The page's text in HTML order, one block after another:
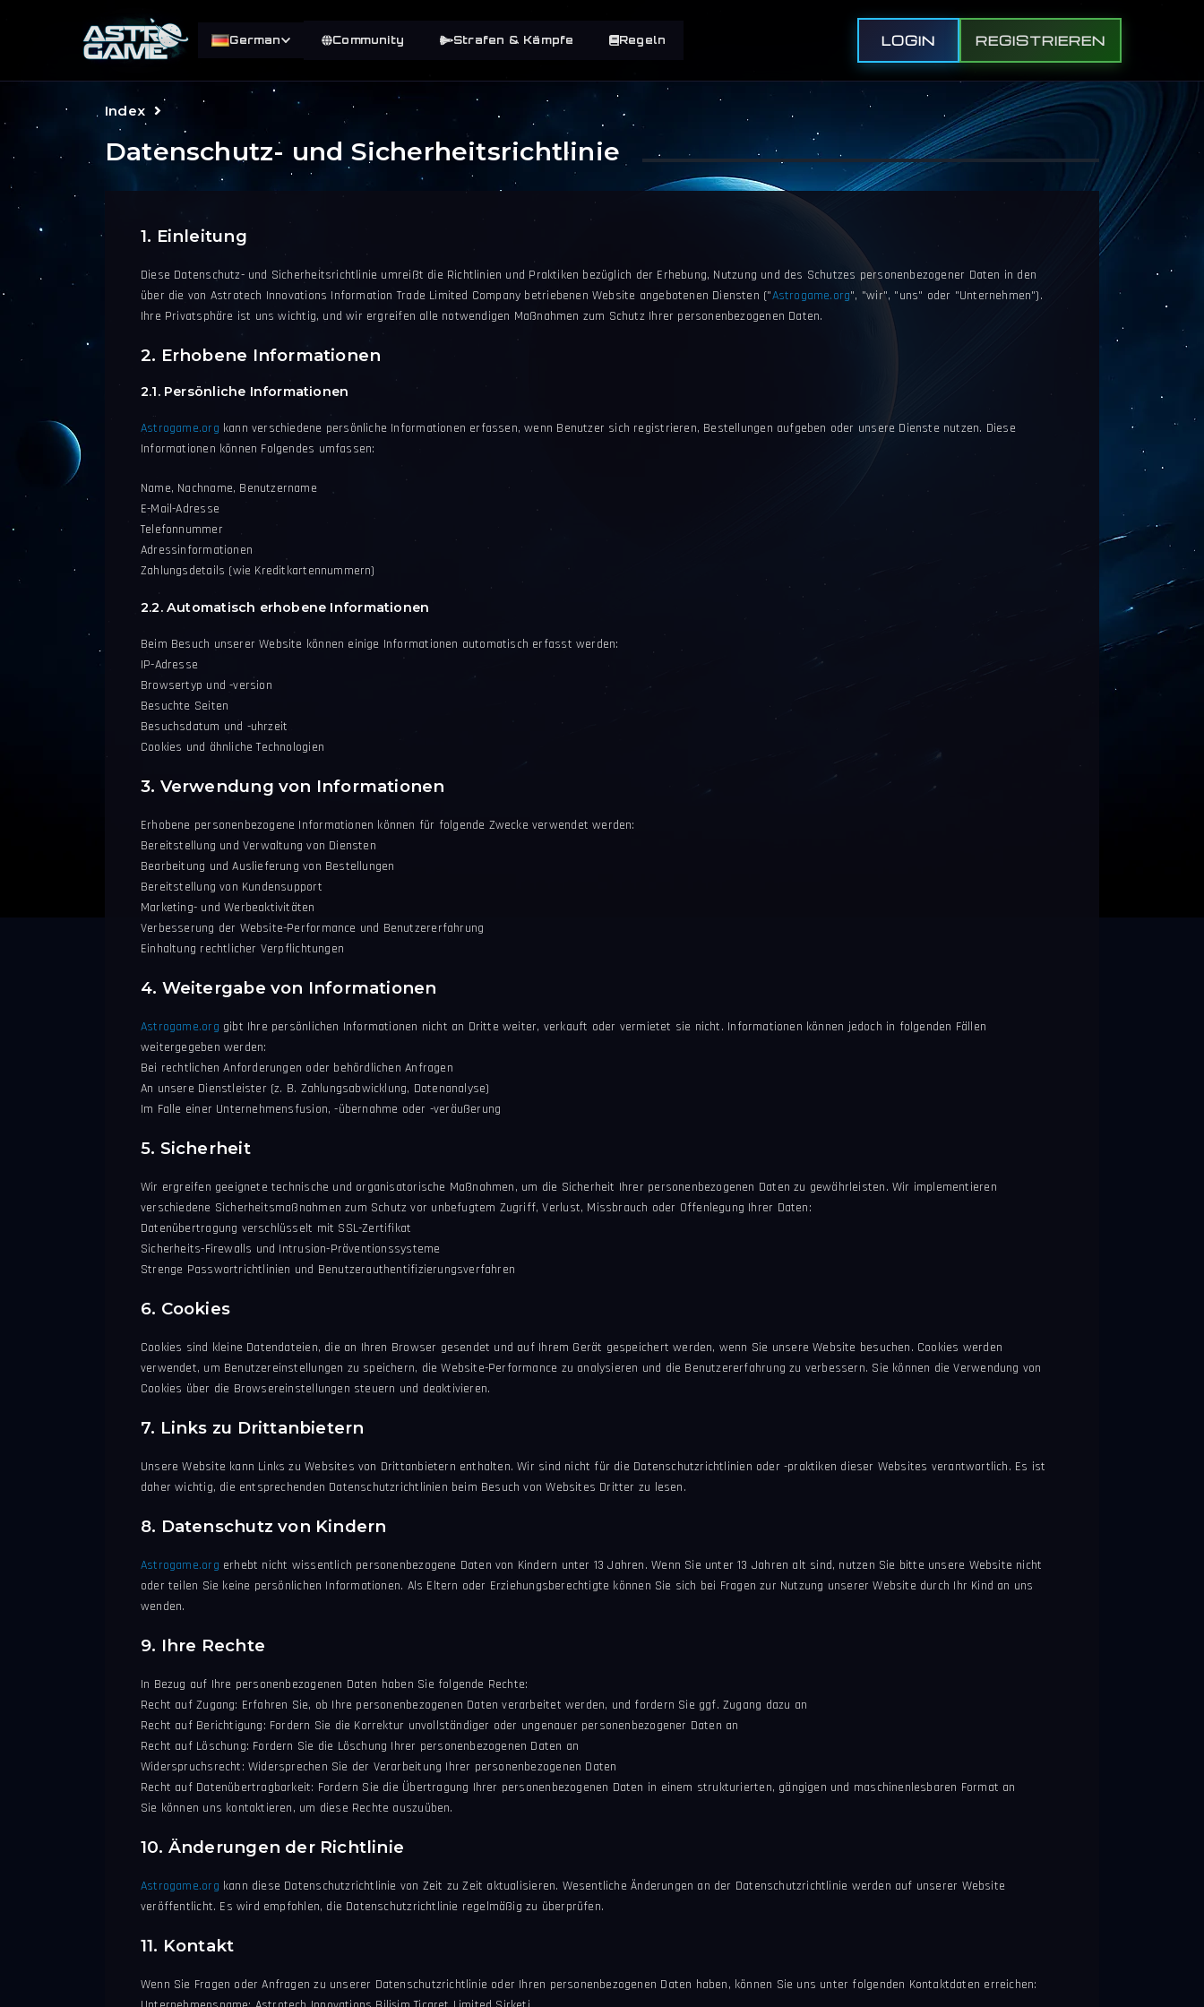
German Community Strafen & Kämpfe Regeln LOGIN REGISTRIEREN
Index
Datenschutz- und Sicherheitsrichtlinie
1. Einleitung
Diese Datenschutz- und Sicherheitsrichtlinie umreißt die Richtlinien und Praktiken bezüglich der Erhebung, Nutzung und des Schutzes personenbezogener Daten in den
über die von Astrotech Innovations Information Trade Limited Company betriebenen Website angebotenen Diensten ("Astrogame.org", "wir", "uns" oder "Unternehmen").
Ihre Privatsphäre ist uns wichtig, und wir ergreifen alle notwendigen Maßnahmen zum Schutz Ihrer personenbezogenen Daten.
2. Erhobene Informationen
2.1. Persönliche Informationen
Astrogame.org kann verschiedene persönliche Informationen erfassen, wenn Benutzer sich registrieren, Bestellungen aufgeben oder unsere Dienste nutzen. Diese
Informationen können Folgendes umfassen:
Name, Nachname, Benutzername
E-Mail-Adresse
Telefonnummer
Adressinformationen
Zahlungsdetails (wie Kreditkartennummern)
2.2. Automatisch erhobene Informationen
Beim Besuch unserer Website können einige Informationen automatisch erfasst werden:
IP-Adresse
Browsertyp und -version
Besuchte Seiten
Besuchsdatum und -uhrzeit
Cookies und ähnliche Technologien
3. Verwendung von Informationen
Erhobene personenbezogene Informationen können für folgende Zwecke verwendet werden:
Bereitstellung und Verwaltung von Diensten
Bearbeitung und Auslieferung von Bestellungen
Bereitstellung von Kundensupport
Marketing- und Werbeaktivitäten
Verbesserung der Website-Performance und Benutzererfahrung
Einhaltung rechtlicher Verpflichtungen
4. Weitergabe von Informationen
Astrogame.org gibt Ihre persönlichen Informationen nicht an Dritte weiter, verkauft oder vermietet sie nicht. Informationen können jedoch in folgenden Fällen
weitergegeben werden:
Bei rechtlichen Anforderungen oder behördlichen Anfragen
An unsere Dienstleister (z. B. Zahlungsabwicklung, Datenanalyse)
Im Falle einer Unternehmensfusion, -übernahme oder -veräußerung
5. Sicherheit
Wir ergreifen geeignete technische und organisatorische Maßnahmen, um die Sicherheit Ihrer personenbezogenen Daten zu gewährleisten. Wir implementieren
verschiedene Sicherheitsmaßnahmen zum Schutz vor unbefugtem Zugriff, Verlust, Missbrauch oder Offenlegung Ihrer Daten:
Datenübertragung verschlüsselt mit SSL-Zertifikat
Sicherheits-Firewalls und Intrusion-Präventionssysteme
Strenge Passwortrichtlinien und Benutzerauthentifizierungsverfahren
6. Cookies
Cookies sind kleine Datendateien, die an Ihren Browser gesendet und auf Ihrem Gerät gespeichert werden, wenn Sie unsere Website besuchen. Cookies werden
verwendet, um Benutzereinstellungen zu speichern, die Website-Performance zu analysieren und die Benutzererfahrung zu verbessern. Sie können die Verwendung von
Cookies über die Browsereinstellungen steuern und deaktivieren.
7. Links zu Drittanbietern
Unsere Website kann Links zu Websites von Drittanbietern enthalten. Wir sind nicht für die Datenschutzrichtlinien oder -praktiken dieser Websites verantwortlich. Es ist
daher wichtig, die entsprechenden Datenschutzrichtlinien beim Besuch von Websites Dritter zu lesen.
8. Datenschutz von Kindern
Astrogame.org erhebt nicht wissentlich personenbezogene Daten von Kindern unter 13 Jahren. Wenn Sie unter 13 Jahren alt sind, nutzen Sie bitte unsere Website nicht
oder teilen Sie keine persönlichen Informationen. Als Eltern oder Erziehungsberechtigte können Sie sich bei Fragen zur Nutzung unserer Website durch Ihr Kind an uns
wenden.
9. Ihre Rechte
In Bezug auf Ihre personenbezogenen Daten haben Sie folgende Rechte:
Recht auf Zugang: Erfahren Sie, ob Ihre personenbezogenen Daten verarbeitet werden, und fordern Sie ggf. Zugang dazu an
Recht auf Berichtigung: Fordern Sie die Korrektur unvollständiger oder ungenauer personenbezogener Daten an
Recht auf Löschung: Fordern Sie die Löschung Ihrer personenbezogenen Daten an
Widerspruchsrecht: Widersprechen Sie der Verarbeitung Ihrer personenbezogenen Daten
Recht auf Datenübertragbarkeit: Fordern Sie die Übertragung Ihrer personenbezogenen Daten in einem strukturierten, gängigen und maschinenlesbaren Format an
Sie können uns kontaktieren, um diese Rechte auszuüben.
10. Änderungen der Richtlinie
Astrogame.org kann diese Datenschutzrichtlinie von Zeit zu Zeit aktualisieren. Wesentliche Änderungen an der Datenschutzrichtlinie werden auf unserer Website
veröffentlicht. Es wird empfohlen, die Datenschutzrichtlinie regelmäßig zu überprüfen.
11. Kontakt
Wenn Sie Fragen oder Anfragen zu unserer Datenschutzrichtlinie oder Ihren personenbezogenen Daten haben, können Sie uns unter folgenden Kontaktdaten erreichen: